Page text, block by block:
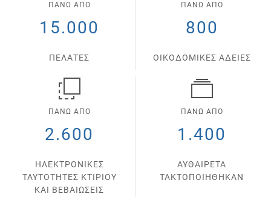
ΠΑΝΩ ΑΠΟ
15.000
ΠΕΛΑΤΕΣ
ΠΑΝΩ ΑΠΟ
800
ΟΙΚΟΔΟΜΙΚΕΣ ΑΔΕΙΕΣ
ΠΑΝΩ ΑΠΟ
2.600
ΗΛΕΚΤΡΟΝΙΚΕΣ
ΤΑΥΤΟΤΗΤΕΣ ΚΤΙΡΙΟΥ
ΚΑΙ ΒΕΒΑΙΩΣΕΙΣ
ΠΑΝΩ ΑΠΟ
1.400
ΑΥΘΑΙΡΕΤΑ
ΤΑΚΤΟΠΟΙΗΘΗΚΑΝ